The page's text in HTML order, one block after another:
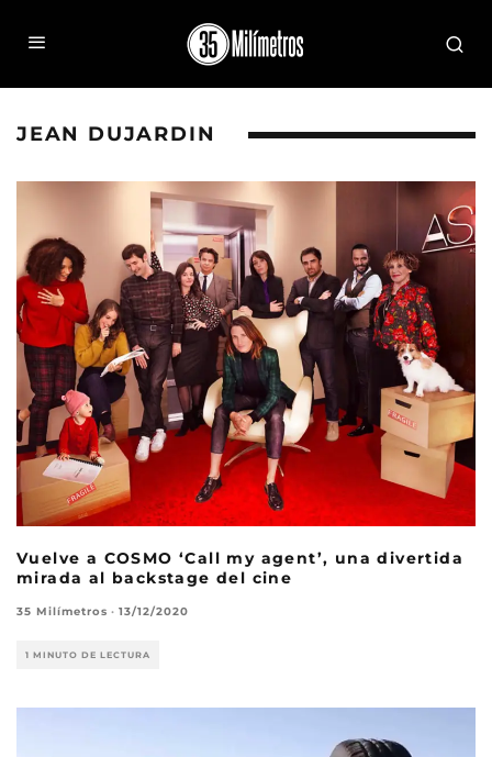
JEAN DUJARDIN
Vuelve a COSMO ‘Call my agent’, una divertida
mirada al backstage del cine
35 Milímetros · 13/12/2020
1 MINUTO DE LECTURA